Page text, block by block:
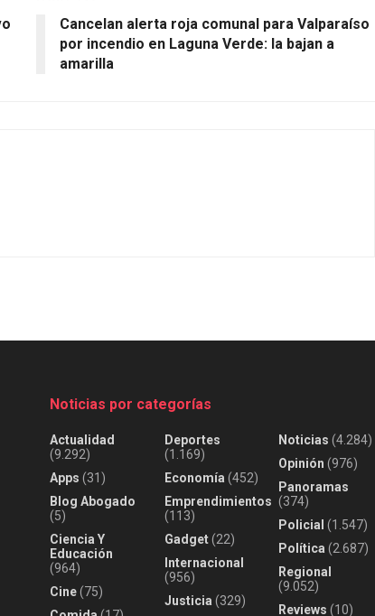
Cancelan alerta roja comunal para Valparaíso
por incendio en Laguna Verde: la bajan a
amarilla
Noticias por categorías
Actualidad
(9.292)
Apps (31)
Blog Abogado
(5)
Ciencia Y
Educación
(964)
Cine(75)
Deportes
(1.169)
Economía (452)
Emprendimientos
(113)
Gadget(22)
Internacional
(956)
Justicia (329)
Noticias (4.284)
Opinión (976)
Panoramas
(374)
Policial (1.547)
Política (2.687)
Regional
(9.052)
Reviews (10)